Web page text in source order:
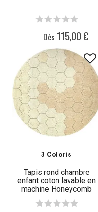
Dès 115,00 €
3 Coloris
Tapis rond chambre
enfant coton lavable en
machine Honeycomb